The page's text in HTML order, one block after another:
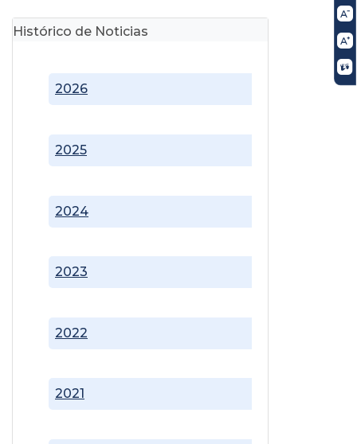
Histórico de Noticias
2021
2022
2023
2024
2025
2026